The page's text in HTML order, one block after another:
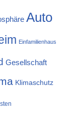
Auto
Einfamilienhaus
Gesellschaft
Klimaschutz